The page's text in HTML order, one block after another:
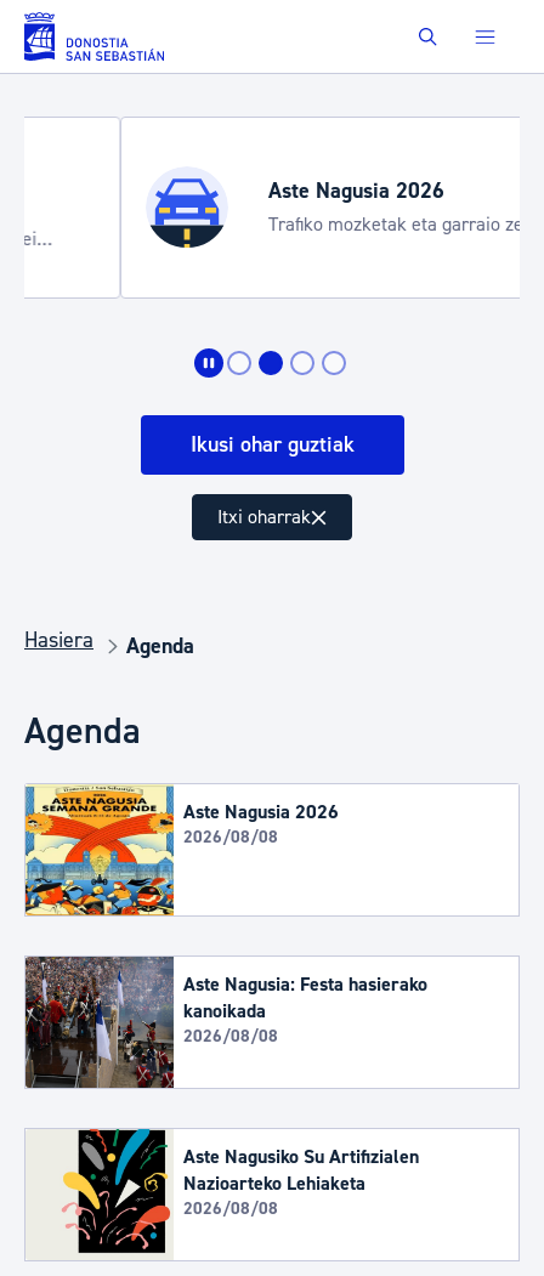
Eduki nagusira joan Buscar
Aste Nagusia 2026
Trafiko mozketak eta garraio zerbitzu
bereziak
Ikusi ohar guztiak
Itxi oharrak
Hasiera Agenda
Agenda
Aste Nagusia 2026
2026/08/08
Aste Nagusia: Festa hasierako
kanoikada
2026/08/08
Aste Nagusiko Su Artifizialen
Nazioarteko Lehiaketa
2026/08/08